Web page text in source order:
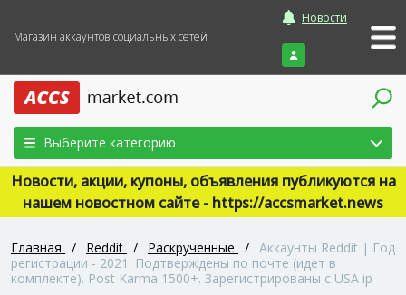
Магазин аккаунтов социальных сетей
Новости
Войти
Выберите категорию
Новости, акции, купоны, объявления публикуются на
нашем новостном сайте - https://accsmarket.news
Главная / Reddit / Раскрученные / Аккаунты Reddit | Год
регистрации - 2021. Подтверждены по почте (идет в
комплекте). Post Karma 1500+. Зарегистрированы с USA ip